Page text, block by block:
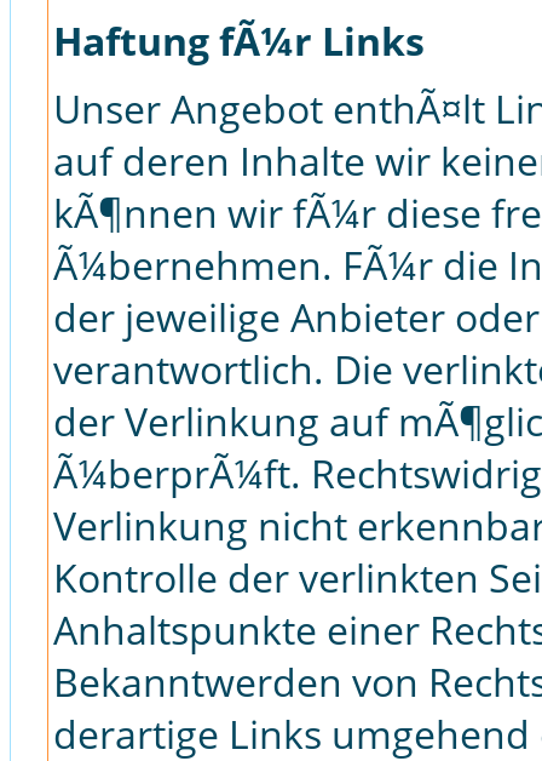
Haftung fÃ¼r Links
Unser Angebot enthÃ¤lt
auf deren Inhalte wir
kÃ¶nnen wir fÃ¼r diese
Ã¼bernehmen. FÃ¼r die
der jeweilige Anbieter
verantwortlich. Die
der Verlinkung auf
Ã¼berprÃ¼ft.
Verlinkung nicht
Kontrolle der verlinkten
Anhaltspunkte einer
Bekanntwerden von
derartige Links